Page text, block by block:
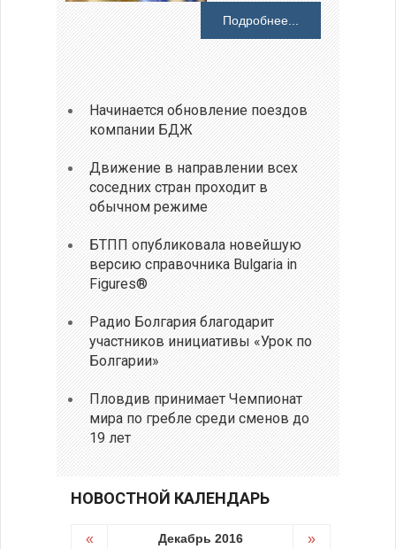
Подробнее...
Начинается обновление поездов
компании БДЖ
Движение в направлении всех
соседних стран проходит в
обычном режиме
БТПП опубликовала новейшую
версию справочника Bulgaria in
Figures®
Радио Болгария благодарит
участников инициативы «Урок по
Болгарии»
Пловдив принимает Чемпионат
мира по гребле среди сменов до
19 лет
НОВОСТНОЙ КАЛЕНДАРЬ
« Декабрь 2016 »